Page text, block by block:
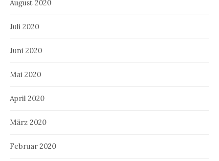
August 2020
Juli 2020
Juni 2020
Mai 2020
April 2020
März 2020
Februar 2020